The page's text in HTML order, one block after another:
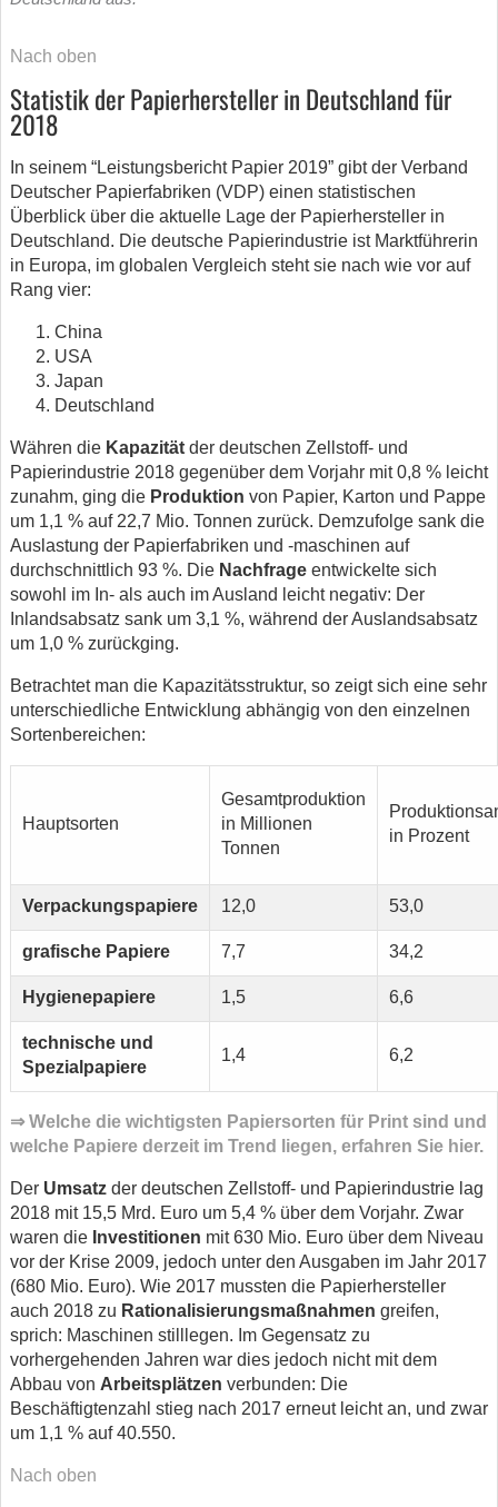
Nach oben
Statistik der Papierhersteller in Deutschland für
2018
In seinem “Leistungsbericht Papier 2019” gibt der Verband
Deutscher Papierfabriken (VDP) einen statistischen
Überblick über die aktuelle Lage der Papierhersteller in
Deutschland. Die deutsche Papierindustrie ist Marktführerin
in Europa, im globalen Vergleich steht sie nach wie vor auf
Rang vier:
China
USA
Japan
Deutschland
Währen die Kapazität der deutschen Zellstoff- und
Papierindustrie 2018 gegenüber dem Vorjahr mit 0,8 % leicht
zunahm, ging die Produktion von Papier, Karton und Pappe
um 1,1 % auf 22,7 Mio. Tonnen zurück. Demzufolge sank die
Auslastung der Papierfabriken und -maschinen auf
durchschnittlich 93 %. Die Nachfrage entwickelte sich
sowohl im In- als auch im Ausland leicht negativ: Der
Inlandsabsatz sank um 3,1 %, während der Auslandsabsatz
um 1,0 % zurückging.
Betrachtet man die Kapazitätsstruktur, so zeigt sich eine sehr
unterschiedliche Entwicklung abhängig von den einzelnen
Sortenbereichen:
Hauptsorten
Gesamtproduktion
in Millionen
Tonnen
in Prozent
Verpackungspapiere 12,0 53,0
grafische Papiere 7,7 34,2
Hygienepapiere 1,5 6,6
technische und
Spezialpapiere
1,4 6,2
⇒ Welche die wichtigsten Papiersorten für Print sind und
welche Papiere derzeit im Trend liegen, erfahren Sie hier.
Der Umsatz der deutschen Zellstoff- und Papierindustrie lag
2018 mit 15,5 Mrd. Euro um 5,4 % über dem Vorjahr. Zwar
waren die Investitionen mit 630 Mio. Euro über dem Niveau
vor der Krise 2009, jedoch unter den Ausgaben im Jahr 2017
(680 Mio. Euro). Wie 2017 mussten die Papierhersteller
auch 2018 zu Rationalisierungsmaßnahmen greifen,
sprich: Maschinen stilllegen. Im Gegensatz zu
vorhergehenden Jahren war dies jedoch nicht mit dem
Abbau von Arbeitsplätzen verbunden: Die
Beschäftigtenzahl stieg nach 2017 erneut leicht an, und zwar
um 1,1 % auf 40.550.
Nach oben